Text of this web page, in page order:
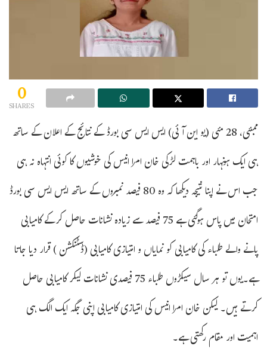
0
SHARES
ممبئی، 28 مئی (یو این آئی) ایس ایس سی بورڈ کے نتائج کے اعلان کے ساتھ
ہی ایک ہونہار اور باہمت لڑکی خان امرا انیس کی خوشیوں کا کوئی انتہاہ نہ ہی
جب اس نے اپنا نتیجہ دیکھا کہ وہ 80 فیصد نمبروں کے ساتھ ایس ایس سی بورڈ
امتحان میں پاس ہوگئی ہے 75 فیصد سے زیادہ نشانات حاصل کرکے کامیابی
پانے والے طلباء کی کامیابی کو نمایاں و امتیازی کامیابی (ڈسٹنکشن ) قرار دیا جاتا
ہے۔یوں تو ہر سال سیکڑوں طلباء 75 فیصدی نشانات لیکر کامیابی حاصل
کرتے ہیں۔ لیکن خان امرا انیس کی امتیازی کامیابی اپنی جگہ ایک الگ ہی
اہمیت اور مقام رکھتی ہے۔